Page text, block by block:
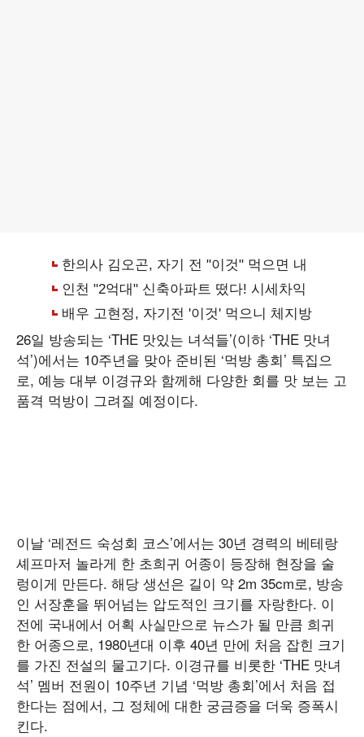
26일 방송되는 ‘THE 맛있는 녀석들’(이하 ‘THE 맛녀
석’)에서는 10주년을 맞아 준비된 ‘먹방 총회’ 특집으
로, 예능 대부 이경규와 함께해 다양한 회를 맛 보는 고
품격 먹방이 그려질 예정이다.
이날 ‘레전드 숙성회 코스’에서는 30년 경력의 베테랑
셰프마저 놀라게 한 초희귀 어종이 등장해 현장을 술
렁이게 만든다. 해당 생선은 길이 약 2m 35cm로, 방송
인 서장훈을 뛰어넘는 압도적인 크기를 자랑한다. 이
전에 국내에서 어획 사실만으로 뉴스가 될 만큼 희귀
한 어종으로, 1980년대 이후 40년 만에 처음 잡힌 크기
를 가진 전설의 물고기다. 이경규를 비롯한 ‘THE 맛녀
석’ 멤버 전원이 10주년 기념 ‘먹방 총회’에서 처음 접
한다는 점에서, 그 정체에 대한 궁금증을 더욱 증폭시
킨다.